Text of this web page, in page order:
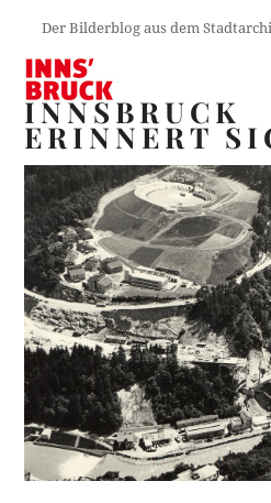
Der Bilderblog aus dem
INNSBRUCK
ERINNERT